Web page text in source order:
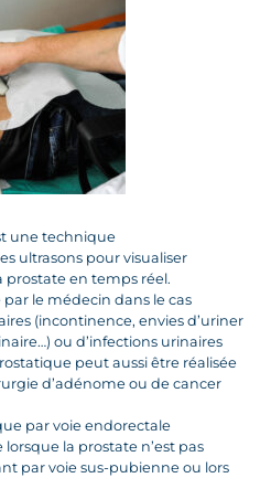
une technique
ultrasons pour visualiser
prostate en temps réel.
le médecin dans le cas
(incontinence, envies d’uriner
ou d’infections urinaires
peut aussi être réalisée
d’adénome ou de cancer
par voie endorectale
la prostate n’est pas
par voie sus-pubienne ou lors